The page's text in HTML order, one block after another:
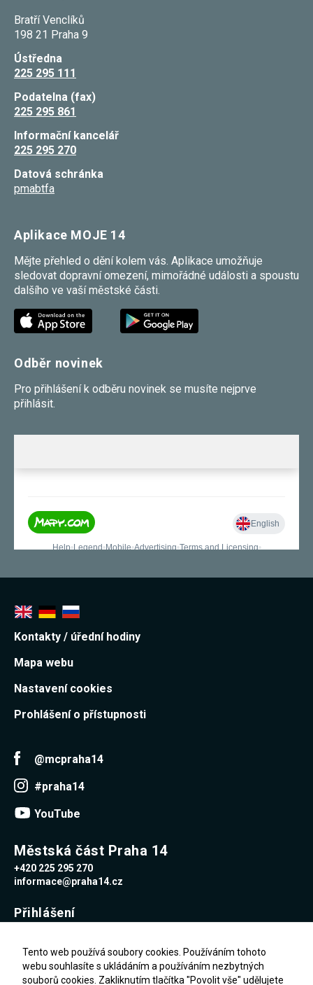
Bratří Venclíků
198 21 Praha 9
Ústředna
225 295 111
Podatelna (fax)
225 295 861
Informační kancelář
225 295 270
Datová schránka
pmabtfa
Aplikace MOJE 14
Mějte přehled o dění kolem vás. Aplikace umožňuje
sledovat dopravní omezení, mimořádné události a spoustu
dalšího ve vaší městské části.
Odběr novinek
Pro přihlášení k odběru novinek se musíte nejprve
přihlásit.
Kontakty / úřední hodiny
Mapa webu
Nastavení cookies
Prohlášení o přístupnosti
@mcpraha14
#praha14
YouTube
Městská část Praha 14
+420 225 295 270
informace@praha14.cz
Přihlášení
Tento web používá soubory cookies. Používáním tohoto
webu souhlasíte s ukládáním a používáním nezbytných
souborů cookies. Zakliknutím tlačítka "Povolit vše" udělujete
těchto informací
není zpravidla
možná
osoby, protože jsou
používány pouze
pseudonymizované
a reklam